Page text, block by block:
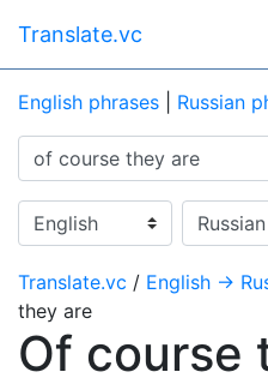
Translate.vc
English phrases Russian
Translate.vc / English →
they are
Of course